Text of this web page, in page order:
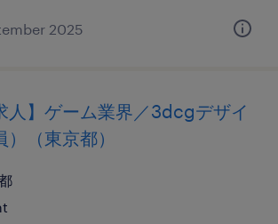
2025
人】ゲーム業界／3dcgデザイ
（東京都）